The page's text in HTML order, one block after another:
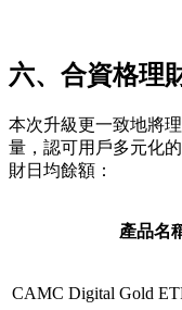
六、合資格理
本次升級更一致地將
量，認可用戶多元化
財日均餘額：
產品名
CAMC Digital Gold